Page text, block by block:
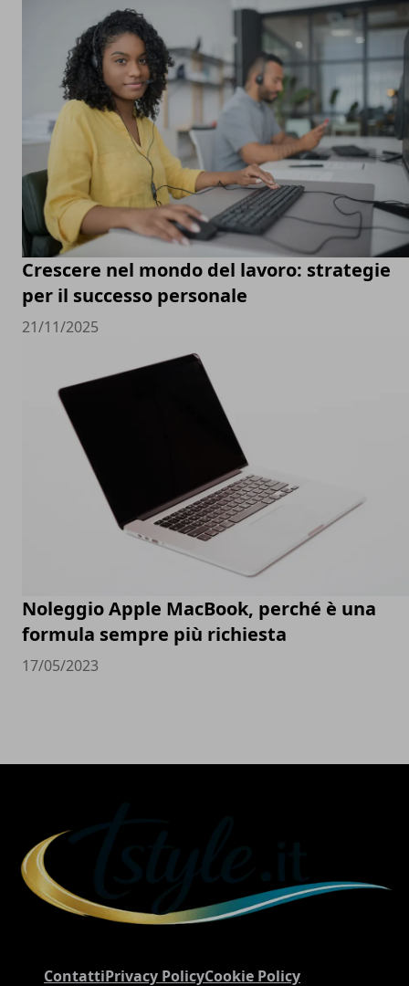
Crescere nel mondo del lavoro: strategie
per il successo personale
21/11/2025
Noleggio Apple MacBook, perché è una
formula sempre più richiesta
17/05/2023
ContattiPrivacy PolicyCookie Policy